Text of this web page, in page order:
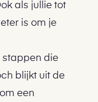
als jullie tot
is om je
stappen die
blijkt uit de
een